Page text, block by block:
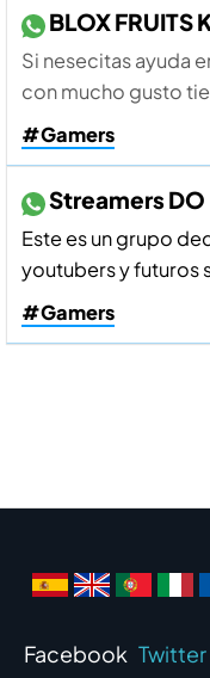
BLOX FRUITS
Si nesecitas ayuda
con mucho gusto
#Gamers
Streamers DO
Este es un grupo
youtubers y futuros
#Gamers
Facebook Twitter